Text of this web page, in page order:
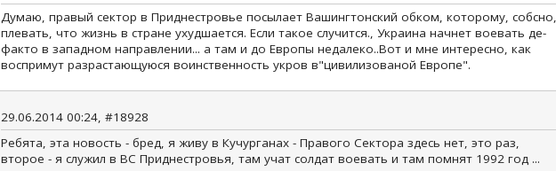
Думаю, правый сектор в Приднестровье посылает Вашингтонский обком, которому, собсно,
плевать, что жизнь в стране ухудшается. Если такое случится., Украина начнет воевать де-
факто в западном направлении... а там и до Европы недалеко..Вот и мне интересно, как
воспримут разрастающуюся воинственность укров в"цивилизованой Европе".
29.06.2014 00:24, #18928
Ребята, эта новость - бред, я живу в Кучурганах - Правого Сектора здесь нет, это раз,
второе - я служил в ВС Приднестровья, там учат солдат воевать и там помнят 1992 год ...